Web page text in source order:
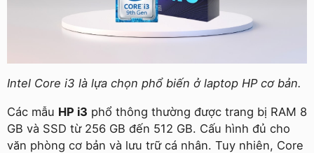
Intel Core i3 là lựa chọn phổ biến ở laptop HP cơ bản.
Các mẫu HP i3 phổ thông thường được trang bị RAM 8
GB và SSD từ 256 GB đến 512 GB. Cấu hình đủ cho
văn phòng cơ bản và lưu trữ cá nhân. Tuy nhiên, Core